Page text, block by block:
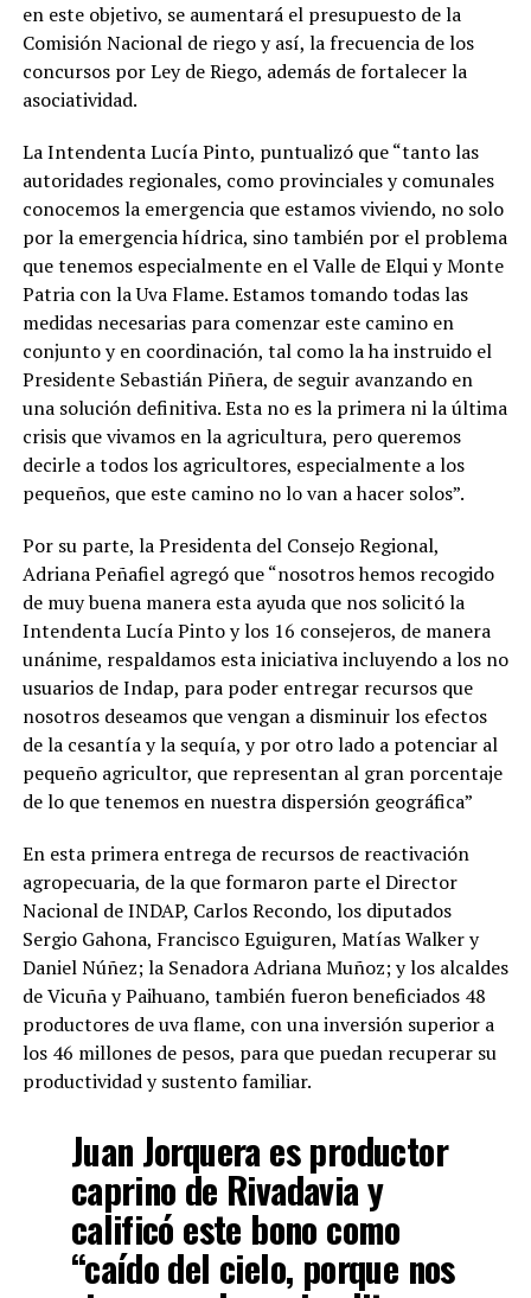
en este objetivo, se aumentará el presupuesto de la
Comisión Nacional de riego y así, la frecuencia de los
concursos por Ley de Riego, además de fortalecer la
asociatividad.
La Intendenta Lucía Pinto, puntualizó que “tanto las
autoridades regionales, como provinciales y comunales
conocemos la emergencia que estamos viviendo, no solo
por la emergencia hídrica, sino también por el problema
que tenemos especialmente en el Valle de Elqui y Monte
Patria con la Uva Flame. Estamos tomando todas las
medidas necesarias para comenzar este camino en
conjunto y en coordinación, tal como la ha instruido el
Presidente Sebastián Piñera, de seguir avanzando en
una solución definitiva. Esta no es la primera ni la última
crisis que vivamos en la agricultura, pero queremos
decirle a todos los agricultores, especialmente a los
pequeños, que este camino no lo van a hacer solos”.
Por su parte, la Presidenta del Consejo Regional,
Adriana Peñafiel agregó que “nosotros hemos recogido
de muy buena manera esta ayuda que nos solicitó la
Intendenta Lucía Pinto y los 16 consejeros, de manera
unánime, respaldamos esta iniciativa incluyendo a los no
usuarios de Indap, para poder entregar recursos que
nosotros deseamos que vengan a disminuir los efectos
de la cesantía y la sequía, y por otro lado a potenciar al
pequeño agricultor, que representan al gran porcentaje
de lo que tenemos en nuestra dispersión geográfica”
En esta primera entrega de recursos de reactivación
agropecuaria, de la que formaron parte el Director
Nacional de INDAP, Carlos Recondo, los diputados
Sergio Gahona, Francisco Eguiguren, Matías Walker y
Daniel Núñez; la Senadora Adriana Muñoz; y los alcaldes
de Vicuña y Paihuano, también fueron beneficiados 48
productores de uva flame, con una inversión superior a
los 46 millones de pesos, para que puedan recuperar su
productividad y sustento familiar.
Juan Jorquera es productor
caprino de Rivadavia y
calificó este bono como
“caído del cielo, porque nos